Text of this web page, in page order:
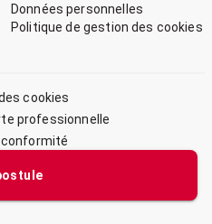
Données personnelles
Politique de gestion des cookies
cookies
professionnelle
conformité
CRIT